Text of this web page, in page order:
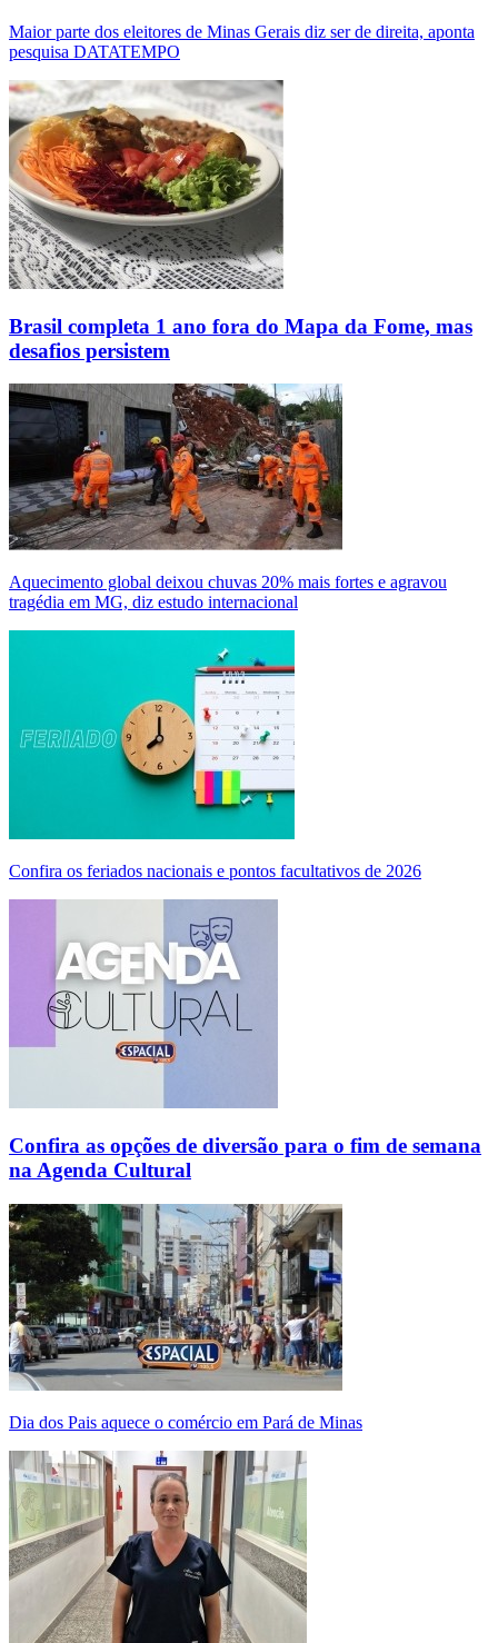
Maior parte dos eleitores de Minas Gerais diz ser de direita, aponta
pesquisa DATATEMPO
Brasil completa 1 ano fora do Mapa da Fome, mas
desafios persistem
Aquecimento global deixou chuvas 20% mais fortes e agravou
tragédia em MG, diz estudo internacional
Confira os feriados nacionais e pontos facultativos de 2026
Confira as opções de diversão para o fim de semana
na Agenda Cultural
Dia dos Pais aquece o comércio em Pará de Minas